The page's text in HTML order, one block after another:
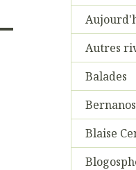
Autres
Balades
Bernanos
Blaise